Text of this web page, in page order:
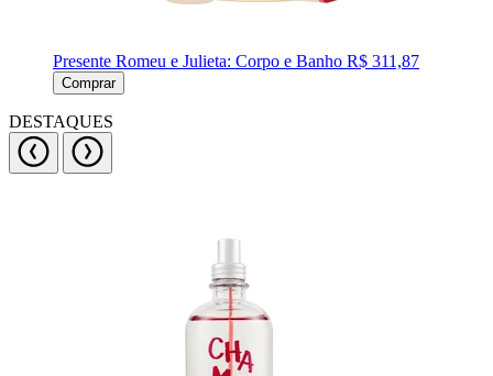
Presente Romeu e Julieta: Corpo e Banho R$ 311,87
Comprar
DESTAQUES